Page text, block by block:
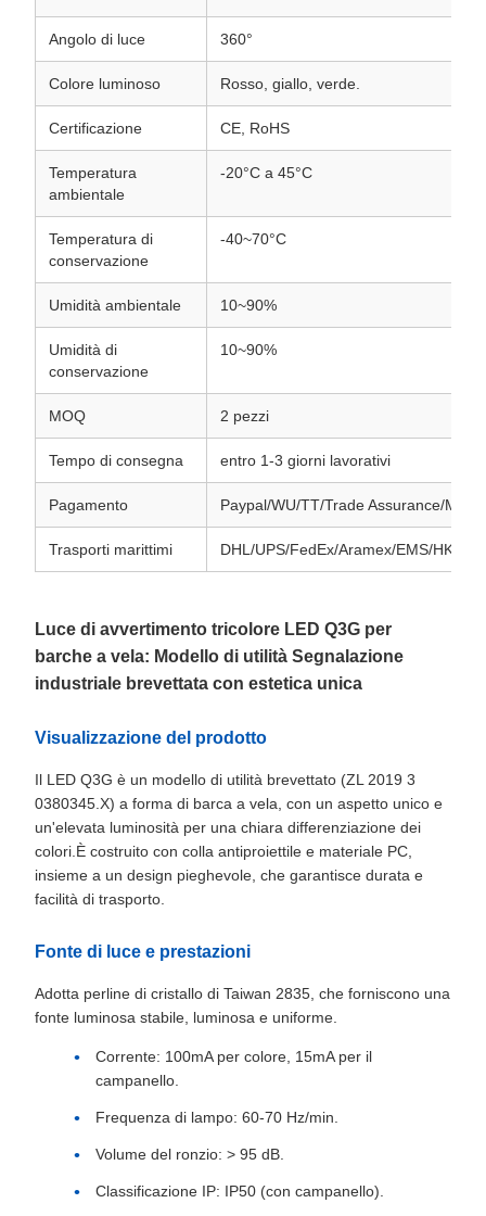
Angolo di luce 360°
Colore luminoso Rosso, giallo, verde.
Certificazione CE, RoHS
Temperatura
ambientale
-20°C a 45°C
Temperatura di
conservazione
-40~70°C
Umidità ambientale 10~90%
Umidità di
conservazione
10~90%
MOQ 2 pezzi
Tempo di consegna entro 1-3 giorni lavorativi
Pagamento Paypal/WU/TT/Trade Assurance/
Trasporti marittimi DHL/UPS/FedEx/Aramex/EMS/HK
Luce di avvertimento tricolore LED Q3G per
barche a vela: Modello di utilità Segnalazione
industriale brevettata con estetica unica
Visualizzazione del prodotto
Il LED Q3G è un modello di utilità brevettato (ZL 2019 3
0380345.X) a forma di barca a vela, con un aspetto unico e
un'elevata luminosità per una chiara differenziazione dei
colori.È costruito con colla antiproiettile e materiale PC,
insieme a un design pieghevole, che garantisce durata e
facilità di trasporto.
Fonte di luce e prestazioni
Adotta perline di cristallo di Taiwan 2835, che forniscono una
fonte luminosa stabile, luminosa e uniforme.
Corrente: 100mA per colore, 15mA per il
campanello.
Frequenza di lampo: 60-70 Hz/min.
Volume del ronzio: > 95 dB.
Classificazione IP: IP50 (con campanello).